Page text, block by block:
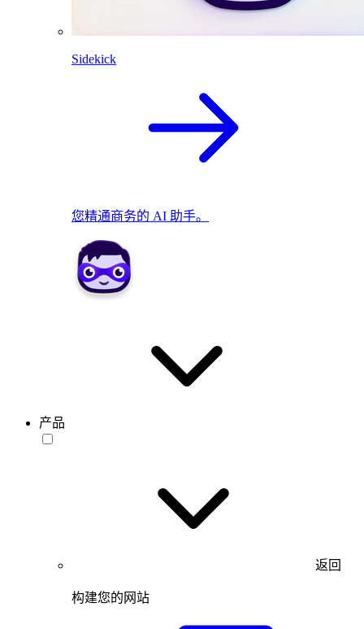
Sidekick
您精通商务的 AI 助手。
产品
返回
构建您的网站